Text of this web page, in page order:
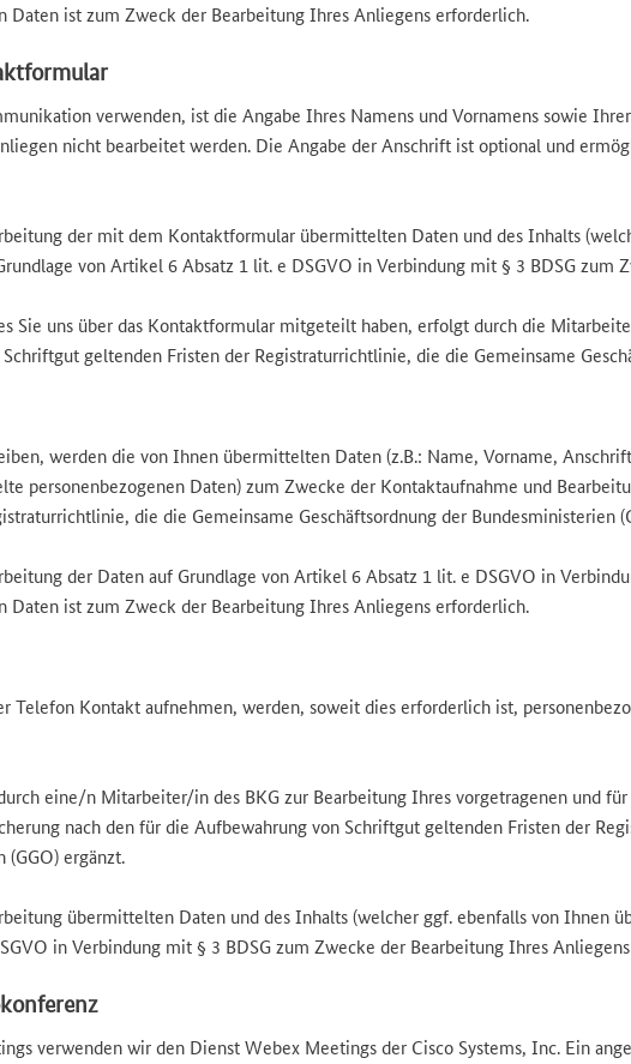
ist zum Zweck der Bearbeitung Ihres Anliegens erforderlich.
verwenden, ist die Angabe Ihres Namens und Vornamens sowie
nicht bearbeitet werden. Die Angabe der Anschrift ist optional und
der mit dem Kontaktformular übermittelten Daten und des Inhalts
von Artikel 6 Absatz 1 lit. e DSGVO in Verbindung mit § 3 BDSG
Sie uns über das Kontaktformular mitgeteilt haben, erfolgt durch die
geltenden Fristen der Registraturrichtlinie, die die Gemeinsame
werden die von Ihnen übermittelten Daten (z.B.: Name, Vorname,
personenbezogenen Daten) zum Zwecke der Kontaktaufnahme und
die die Gemeinsame Geschäftsordnung der Bundesministerien
der Daten auf Grundlage von Artikel 6 Absatz 1 lit. e DSGVO in
ist zum Zweck der Bearbeitung Ihres Anliegens erforderlich.
Telefon Kontakt aufnehmen, werden, soweit dies erforderlich ist,
eine/n Mitarbeiter/in des BKG zur Bearbeitung Ihres vorgetragenen und
nach den für die Aufbewahrung von Schriftgut geltenden Fristen der
(GGO) ergänzt.
übermittelten Daten und des Inhalts (welcher ggf. ebenfalls von Ihnen
in Verbindung mit § 3 BDSG zum Zwecke der Bearbeitung Ihres
verwenden wir den Dienst Webex Meetings der Cisco Systems, Inc. Ein